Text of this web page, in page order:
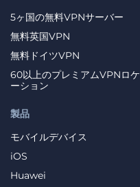
製品
モバイルデバイス
iOS
Huawei
5ヶ国の無料VPNサーバー
無料英国VPN
無料ドイツVPN
60以上のプレミアムVPNロケ
ーション